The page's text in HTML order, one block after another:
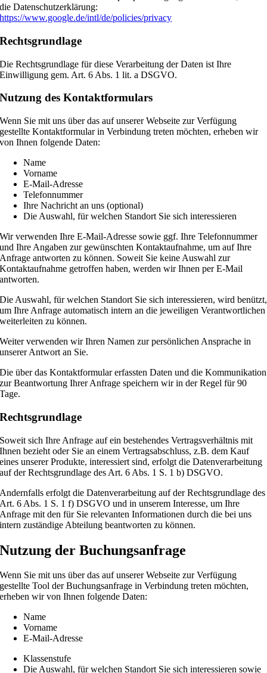
die Datenschutzerklärung:
https://www.google.de/intl/de/policies/privacy
Rechtsgrundlage
Die Rechtsgrundlage für diese Verarbeitung der Daten ist Ihre
Einwilligung gem. Art. 6 Abs. 1 lit. a DSGVO.
Nutzung des Kontaktformulars
Wenn Sie mit uns über das auf unserer Webseite zur Verfügung
gestellte Kontaktformular in Verbindung treten möchten, erheben wir
von Ihnen folgende Daten:
Name
Vorname
E-Mail-Adresse
Telefonnummer
Ihre Nachricht an uns (optional)
Die Auswahl, für welchen Standort Sie sich interessieren
Wir verwenden Ihre E-Mail-Adresse sowie ggf. Ihre Telefonnummer
und Ihre Angaben zur gewünschten Kontaktaufnahme, um auf Ihre
Anfrage antworten zu können. Soweit Sie keine Auswahl zur
Kontaktaufnahme getroffen haben, werden wir Ihnen per E-Mail
antworten.
Die Auswahl, für welchen Standort Sie sich interessieren, wird benützt,
um Ihre Anfrage automatisch intern an die jeweiligen Verantwortlichen
weiterleiten zu können.
Weiter verwenden wir Ihren Namen zur persönlichen Ansprache in
unserer Antwort an Sie.
Die über das Kontaktformular erfassten Daten und die Kommunikation
zur Beantwortung Ihrer Anfrage speichern wir in der Regel für 90
Tage.
Rechtsgrundlage
Soweit sich Ihre Anfrage auf ein bestehendes Vertragsverhältnis mit
Ihnen bezieht oder Sie an einem Vertragsabschluss, z.B. dem Kauf
eines unserer Produkte, interessiert sind, erfolgt die Datenverarbeitung
auf der Rechtsgrundlage des Art. 6 Abs. 1 S. 1 b) DSGVO.
Andernfalls erfolgt die Datenverarbeitung auf der Rechtsgrundlage des
Art. 6 Abs. 1 S. 1 f) DSGVO und in unserem Interesse, um Ihre
Anfrage mit den für Sie relevanten Informationen durch die bei uns
intern zuständige Abteilung beantworten zu können.
Nutzung der Buchungsanfrage
Wenn Sie mit uns über das auf unserer Webseite zur Verfügung
gestellte Tool der Buchungsanfrage in Verbindung treten möchten,
erheben wir von Ihnen folgende Daten:
Name
Vorname
E-Mail-Adresse
Klassenstufe
Die Auswahl, für welchen Standort Sie sich interessieren sowie